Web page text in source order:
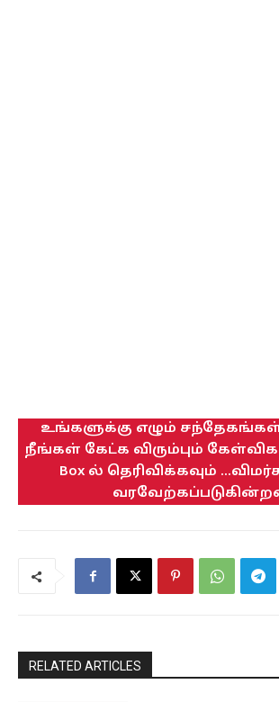
உங்களுக்கு எழும்
நீங்கள் கேட்க விரும்பும்
Box ல் தெரிவிக்கவும்
RELATED ARTICLES